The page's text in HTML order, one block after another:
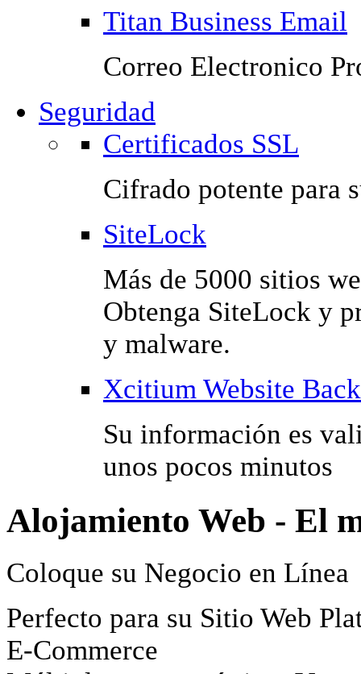
Titan Business Email
Correo Electronico
Seguridad
Certificados SSL
Cifrado potente para
SiteLock
Más de 5000 sitios
Obtenga SiteLock y
y malware.
Xcitium Website
Su información es
unos pocos minutos
Alojamiento Web - El
Coloque su Negocio en Línea
Perfecto para su Sitio Web
E-Commerce